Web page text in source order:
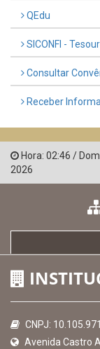
QEdu
SICONFI -
Consultar
Receber
Hora: 02:46 /
2026
CNPJ:
Avenida Castro